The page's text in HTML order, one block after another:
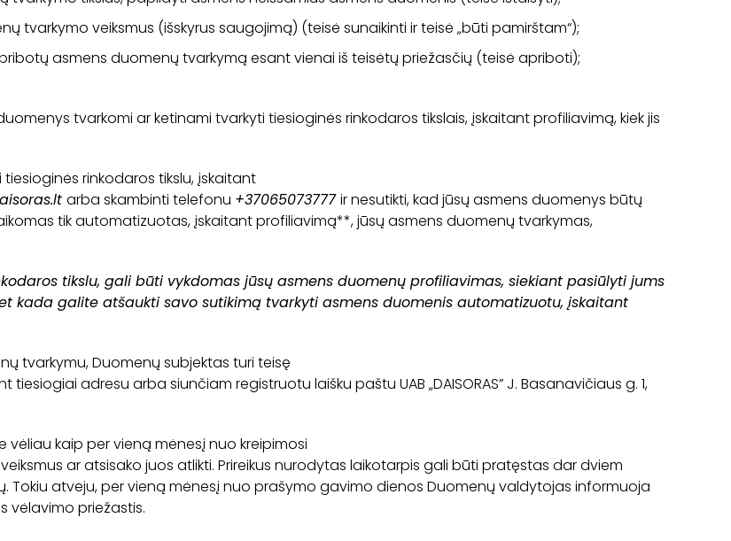
tvarkymo veiksmus (išskyrus saugojimą) (teisė sunaikinti ir teisė „būti pamirštam“);
asmens duomenų tvarkymą esant vienai iš teisėtų priežasčių (teisė apriboti);
tvarkomi ar ketinami tvarkyti tiesioginės rinkodaros tikslais, įskaitant profiliavimą, kiek jis
rinkodaros tikslu, įskaitant
arba skambinti telefonu +37065073777ir nesutikti, kad jūsų asmens duomenys būtų
tik automatizuotas, įskaitant profiliavimą**, jūsų asmens duomenų tvarkymas,
tikslu, gali būti vykdomas jūsų asmens duomenų profiliavimas, siekiant pasiūlyti jums
kada galite atšaukti savo sutikimą tvarkyti asmens duomenis automatizuotu, įskaitant
tvarkymu, Duomenų subjektas turi teisę
adresu arba siunčiam registruotu laišku paštu UAB „DAISORAS” J. Basanavičiaus g. 1,
kaip per vieną mėnesį nuo kreipimosi
ar atsisako juos atlikti. Prireikus nurodytas laikotarpis gali būti pratęstas dar dviem
Tokiu atveju, per vieną mėnesį nuo prašymo gavimo dienos Duomenų valdytojas informuoja
vėlavimo priežastis.